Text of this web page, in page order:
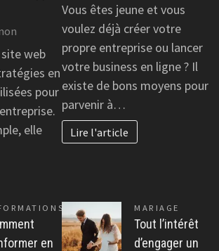
web
en
pour
elle
Vous êtes jeune et vous
voulez déjà créer votre
propre entreprise ou lancer
votre business en ligne ? Il
existe de bons moyens pour
parvenir à…
Lire l'article
en
MARIAGE
Tout l’intérêt
d’engager un